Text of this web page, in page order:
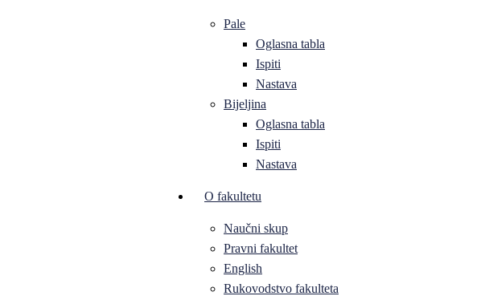
Pale
Oglasna tabla
Ispiti
Nastava
Bijeljina
Oglasna tabla
Ispiti
Nastava
O fakultetu
Naučni skup
Pravni fakultet
English
Rukovodstvo fakulteta